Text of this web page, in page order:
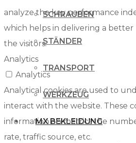
SCHRAUBEN
STÄNDER
TRANSPORT
WERKZEUG
MX BEKLEIDUNG
analyze the key performance
which helps in delivering a
the visitors.
Analytics
Analytics
Analytical cookies are used to
interact with the website. These
information on metrics the
rate, traffic source, etc.